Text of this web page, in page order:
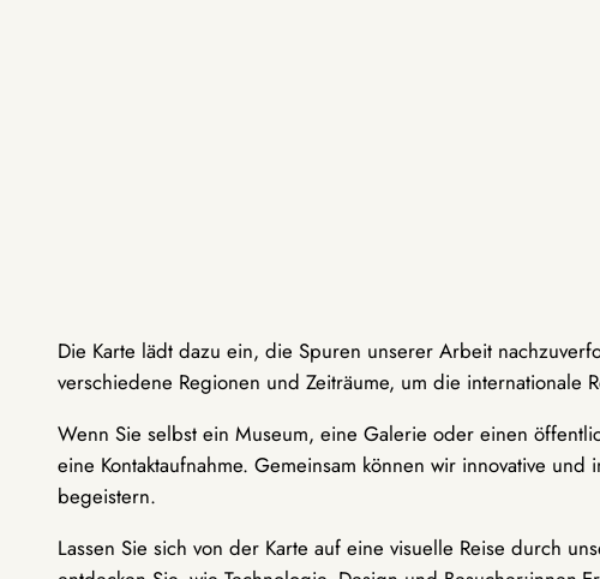
Die Karte lädt dazu ein, die Spuren unserer Arbeit
verschiedene Regionen und Zeiträume, um die internationale
Wenn Sie selbst ein Museum, eine Galerie oder einen
eine Kontaktaufnahme. Gemeinsam können wir innovative
begeistern.
Lassen Sie sich von der Karte auf eine visuelle Reise durch